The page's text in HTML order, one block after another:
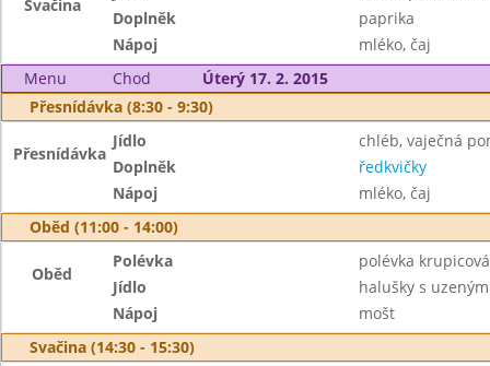
Svačina
Doplněk
paprika
Nápoj
mléko, čaj
Menu
Chod
Úterý 17. 2. 2015
Přesnídávka (8:30 - 9:30)
Přesnídávka
Jídlo
chléb, vaječná
Doplněk
ředkvičky
Nápoj
mléko, čaj
Oběd (11:00 - 14:00)
Oběd
Polévka
polévka
Jídlo
halušky s
Nápoj
mošt
Svačina (14:30 - 15:30)